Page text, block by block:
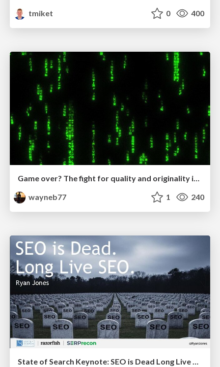
tmiket
0 400
Game over? The fight for quality and originality in the time of robots
wayneb77
1 240
State of Search Keynote: SEO is Dead Long Live SEO